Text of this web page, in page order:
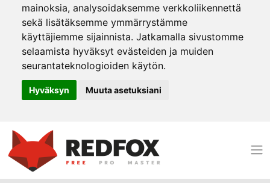
mainoksia, analysoidaksemme verkkoliikennettä
sekä lisätäksemme ymmärrystämme
käyttäjiemme sijainnista. Jatkamalla sivustomme
selaamista hyväksyt evästeiden ja muiden
seurantateknologioiden käytön.
Hyväksyn Muuta asetuksiani